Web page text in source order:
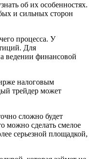
об их особенностях.
и сильных сторон
процесса. У
Для
ведении финансовой
налоговым
трейдер может
сложно будет
можно сделать смелое
серьезной площадкой,